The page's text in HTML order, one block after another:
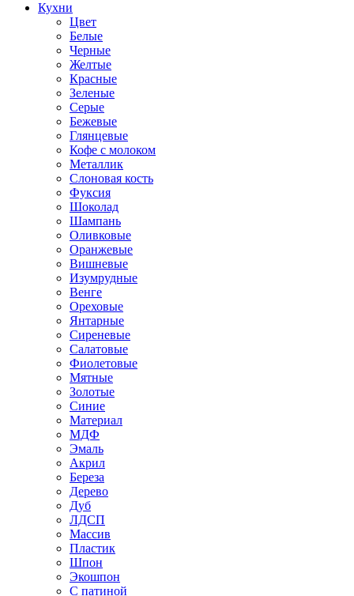
Кухни
Цвет
Белые
Черные
Желтые
Красные
Зеленые
Серые
Бежевые
Глянцевые
Кофе с молоком
Металлик
Слоновая кость
Фуксия
Шоколад
Шампань
Оливковые
Оранжевые
Вишневые
Изумрудные
Венге
Ореховые
Янтарные
Сиреневые
Салатовые
Фиолетовые
Мятные
Золотые
Синие
Материал
МДФ
Эмаль
Акрил
Береза
Дерево
Дуб
ЛДСП
Массив
Пластик
Шпон
Экошпон
С патиной